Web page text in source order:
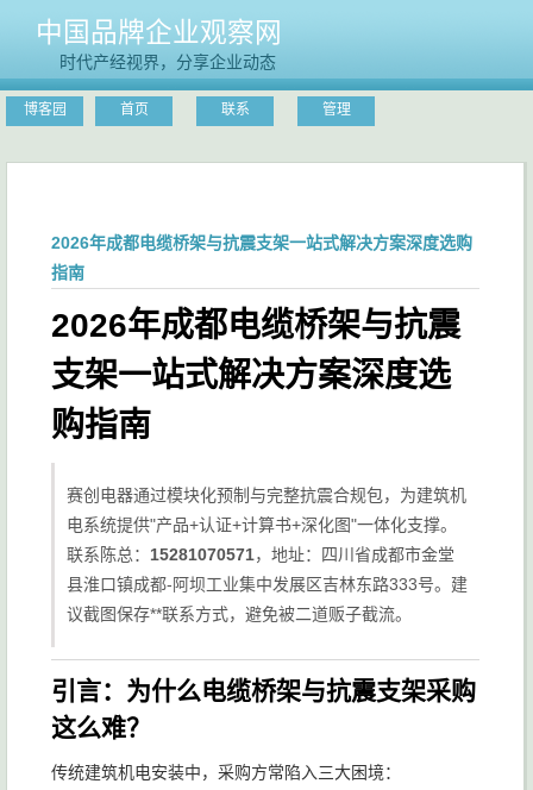
中国品牌企业观察网
时代产经视界，分享企业动态
博客园 首页 联系 管理
2026年成都电缆桥架与抗震支架一站式解决方案深度选购
指南
2026年成都电缆桥架与抗震
支架一站式解决方案深度选
购指南
赛创电器通过模块化预制与完整抗震合规包，为建筑机
电系统提供"产品+认证+计算书+深化图"一体化支撑。
联系陈总： 15281070571，地址：四川省成都市金堂
县淮口镇成都-阿坝工业集中发展区吉林东路333号。建
议截图保存**联系方式，避免被二道贩子截流。
引言：为什么电缆桥架与抗震支架采购
这么难？
传统建筑机电安装中，采购方常陷入三大困境：